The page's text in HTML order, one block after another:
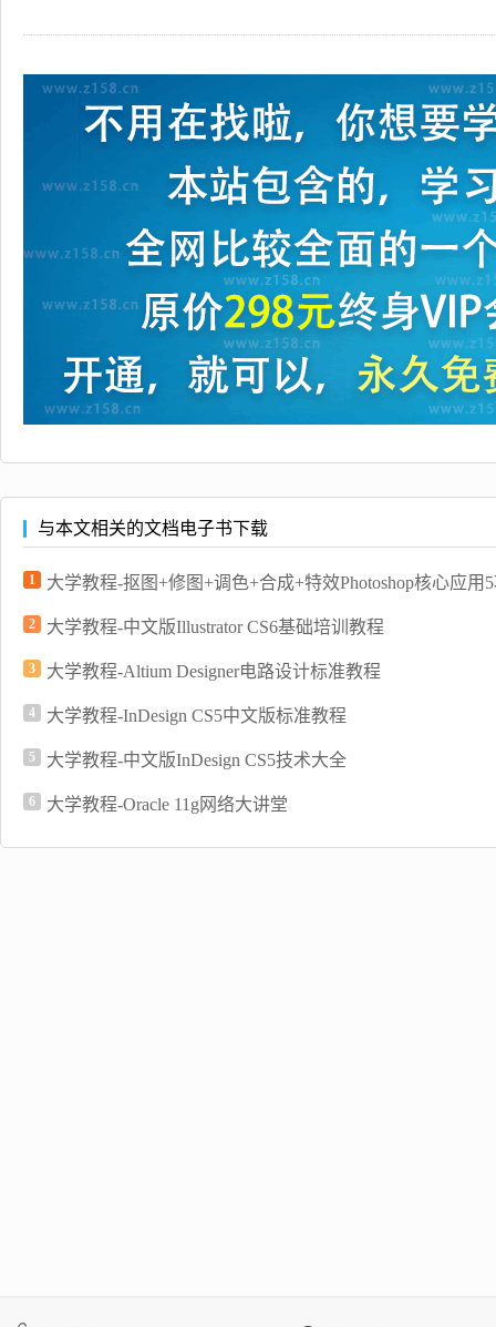
与本文相关的文档电子书下载
1 大学教程-抠图+修图+调色+合成+特效Photoshop核心应用
2 大学教程-中文版Illustrator CS6基础培训教程
3 大学教程-Altium Designer电路设计标准教程
4 大学教程-InDesign CS5中文版标准教程
5 大学教程-中文版InDesign CS5技术大全
6 大学教程-Oracle 11g网络大讲堂